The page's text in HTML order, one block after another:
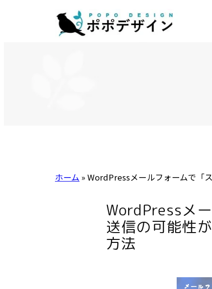
ホーム » WordPressメールフォームで「
WordPressメ
送信の可能性
方法